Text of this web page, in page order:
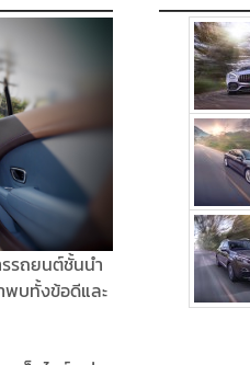
รถยนต์ชั้นนำ
พบทั้งข้อดีและ